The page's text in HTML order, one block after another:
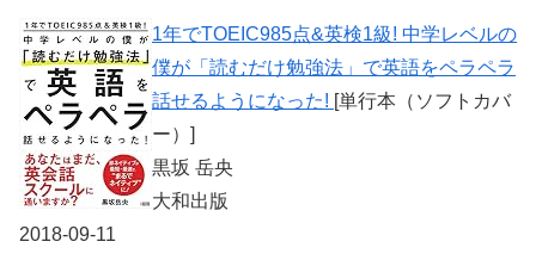
1年でTOEIC985点&英検1級! 中学レベルの
僕が「読むだけ勉強法」で英語をペラペラ
話せるようになった! [単行本（ソフトカバ
ー）]
黒坂 岳央
大和出版
2018-09-11